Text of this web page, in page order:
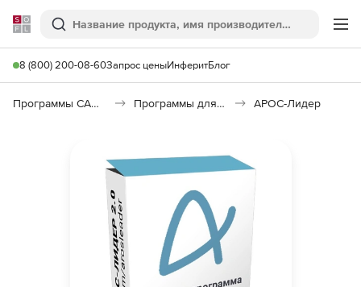
Softline
Поиск
8 (800) 200-08-60Запрос ценыИнферитБлог
Программы САПР и ГИС Программы для документооборота АРОС-Лидер